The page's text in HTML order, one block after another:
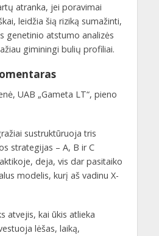
atranka, jei poravimai
leidžia šią riziką sumažinti,
genetinio atstumo analizės
giminingi bulių profiliai.
UAB „Gameta LT“, pieno
sustruktūruoja tris
strategijas – A, B ir C
deja, vis dar pasitaiko
modelis, kurį aš vadinu X-
atvejis, kai ūkis atlieka
lėšas, laiką,